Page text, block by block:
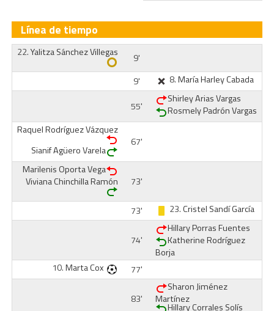
Línea de tiempo
22.Yalitza Sánchez Villegas
9'
9'
8.María Harley Cabada
55'
Shirley Arias Vargas
Rosmely Padrón Vargas
Raquel Rodríguez Vázquez
Sianif Agüero Varela
67'
Marilenis Oporta Vega
Viviana Chinchilla Ramón
73'
73' 23.Cristel Sandí García
74'
Hillary Porras Fuentes
Katherine Rodríguez
Borja
10.Marta Cox 77'
83'
Sharon Jiménez
Martínez
Hillary Corrales Solís